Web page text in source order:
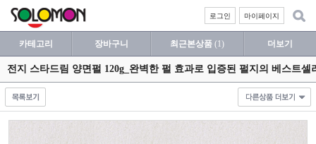
마이페이지
로그인
카테고리 장바구니 최근본상품 (1) 더보기
전지 스타드림 양면펄 120g_완벽한 펄 효과로 입증된 펄지의 베스트셀